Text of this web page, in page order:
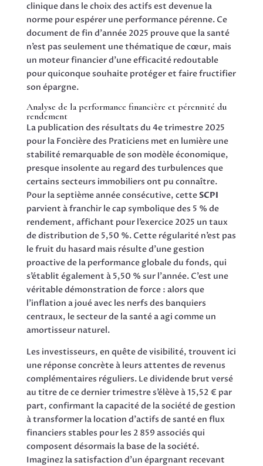
clinique dans le choix des actifs est devenue la
norme pour espérer une performance pérenne. Ce
document de fin d’année 2025 prouve que la santé
n’est pas seulement une thématique de cœur, mais
un moteur financier d’une efficacité redoutable
pour quiconque souhaite protéger et faire fructifier
son épargne.
Analyse de la performance financière et pérennité du
rendement
La publication des résultats du 4e trimestre 2025
pour la Foncière des Praticiens met en lumière une
stabilité remarquable de son modèle économique,
presque insolente au regard des turbulences que
certains secteurs immobiliers ont pu connaître.
Pour la septième année consécutive, cetteSCPI
parvient à franchir le cap symbolique des 5 % de
rendement, affichant pour l’exercice 2025 un taux
de distribution de 5,50 %. Cette régularité n’est pas
le fruit du hasard mais résulte d’une gestion
proactive de la performance globale du fonds, qui
s’établit également à 5,50 % sur l’année. C’est une
véritable démonstration de force : alors que
l’inflation a joué avec les nerfs des banquiers
centraux, le secteur de la santé a agi comme un
amortisseur naturel.
Les investisseurs, en quête de visibilité, trouvent ici
une réponse concrète à leurs attentes de revenus
complémentaires réguliers. Le dividende brut versé
au titre de ce dernier trimestre s’élève à 15,52 € par
part, confirmant la capacité de la société de gestion
à transformer la location d’actifs de santé en flux
financiers stables pour les 2 859 associés qui
composent désormais la base de la société.
Imaginez la satisfaction d’un épargnant recevant